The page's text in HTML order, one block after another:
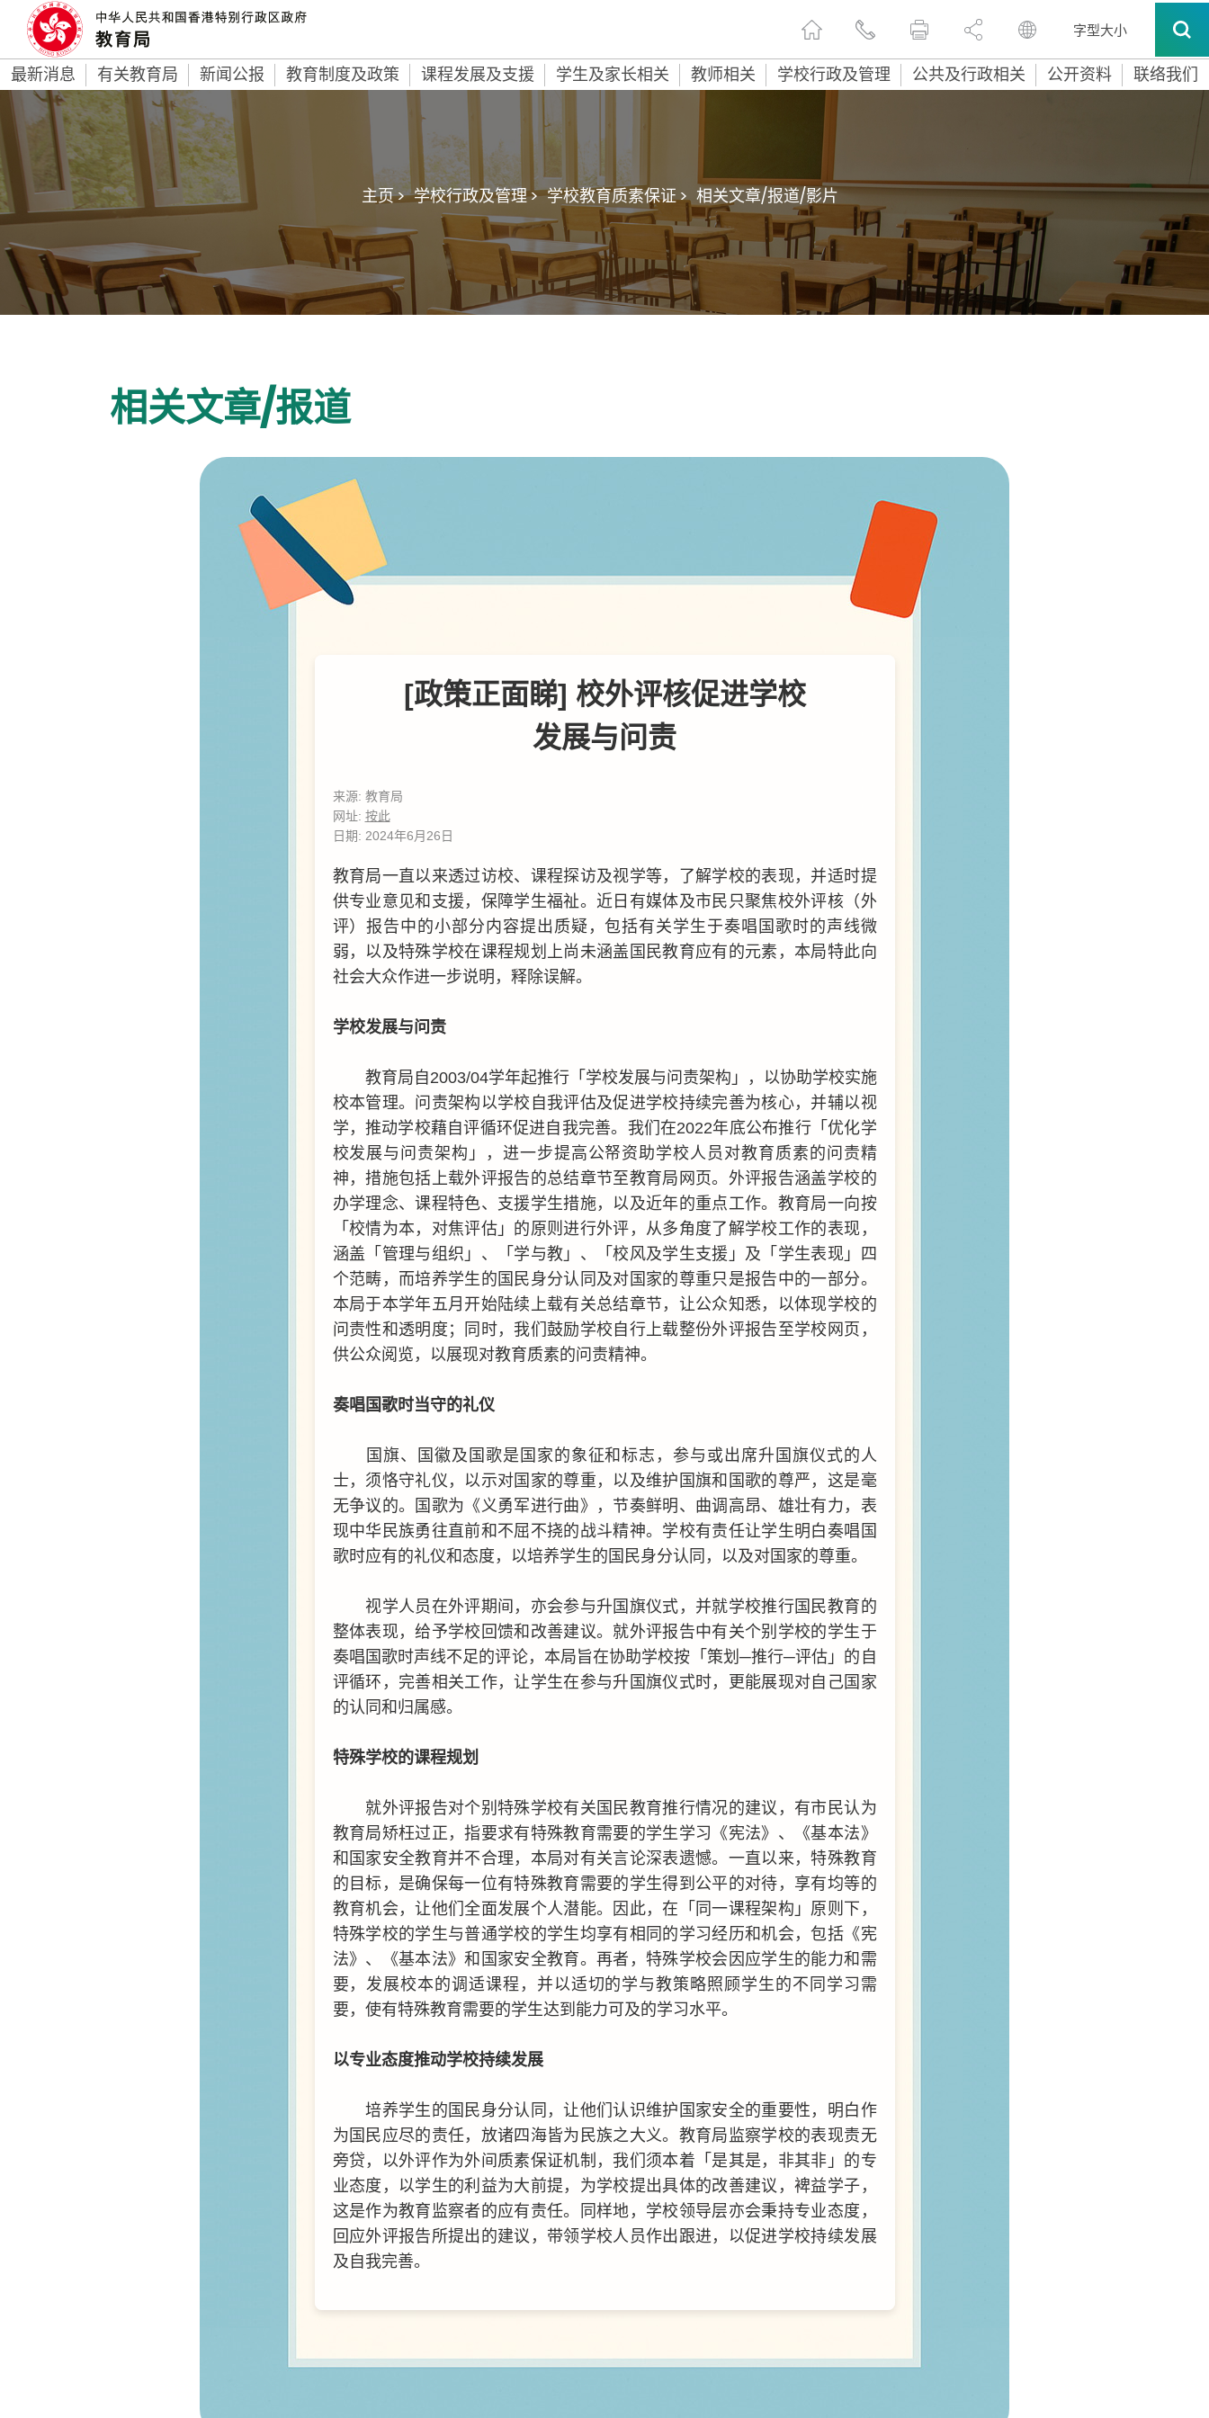
字型大小
最新消息 有关教育局 新闻公报 教育制度及政策 课程发展及支援 学生及家长相关 教师相关 学校行政及管理 公共及行政相关 公开资料 联络我们
主页 > 学校行政及管理 > 学校教育质素保证 > 相关文章/报道/影片
相关文章/报道
[政策正面睇] 校外评核促进学校
发展与问责
来源: 教育局
网址: 按此
日期: 2024年6月26日
教育局一直以来透过访校、课程探访及视学等，了解学校的表现，并适时提
供专业意见和支援，保障学生福祉。近日有媒体及市民只聚焦校外评核（外
评）报告中的小部分内容提出质疑，包括有关学生于奏唱国歌时的声线微
弱，以及特殊学校在课程规划上尚未涵盖国民教育应有的元素，本局特此向
社会大众作进一步说明，释除误解。
学校发展与问责
教育局自2003/04学年起推行「学校发展与问责架构」，以协助学校实施
校本管理。问责架构以学校自我评估及促进学校持续完善为核心，并辅以视
学，推动学校藉自评循环促进自我完善。我们在2022年底公布推行「优化学
校发展与问责架构」，进一步提高公帑资助学校人员对教育质素的问责精
神，措施包括上载外评报告的总结章节至教育局网页。外评报告涵盖学校的
办学理念、课程特色、支援学生措施，以及近年的重点工作。教育局一向按
「校情为本，对焦评估」的原则进行外评，从多角度了解学校工作的表现，
涵盖「管理与组织」、「学与教」、「校风及学生支援」及「学生表现」四
个范畴，而培养学生的国民身分认同及对国家的尊重只是报告中的一部分。
本局于本学年五月开始陆续上载有关总结章节，让公众知悉，以体现学校的
问责性和透明度；同时，我们鼓励学校自行上载整份外评报告至学校网页，
供公众阅览，以展现对教育质素的问责精神。
奏唱国歌时当守的礼仪
国旗、国徽及国歌是国家的象征和标志，参与或出席升国旗仪式的人
士，须恪守礼仪，以示对国家的尊重，以及维护国旗和国歌的尊严，这是毫
无争议的。国歌为《义勇军进行曲》，节奏鲜明、曲调高昂、雄壮有力，表
现中华民族勇往直前和不屈不挠的战斗精神。学校有责任让学生明白奏唱国
歌时应有的礼仪和态度，以培养学生的国民身分认同，以及对国家的尊重。
视学人员在外评期间，亦会参与升国旗仪式，并就学校推行国民教育的
整体表现，给予学校回馈和改善建议。就外评报告中有关个别学校的学生于
奏唱国歌时声线不足的评论，本局旨在协助学校按「策划─推行─评估」的自
评循环，完善相关工作，让学生在参与升国旗仪式时，更能展现对自己国家
的认同和归属感。
特殊学校的课程规划
就外评报告对个别特殊学校有关国民教育推行情况的建议，有市民认为
教育局矫枉过正，指要求有特殊教育需要的学生学习《宪法》、《基本法》
和国家安全教育并不合理，本局对有关言论深表遗憾。一直以来，特殊教育
的目标，是确保每一位有特殊教育需要的学生得到公平的对待，享有均等的
教育机会，让他们全面发展个人潜能。因此，在「同一课程架构」原则下，
特殊学校的学生与普通学校的学生均享有相同的学习经历和机会，包括《宪
法》、《基本法》和国家安全教育。再者，特殊学校会因应学生的能力和需
要，发展校本的调适课程，并以适切的学与教策略照顾学生的不同学习需
要，使有特殊教育需要的学生达到能力可及的学习水平。
以专业态度推动学校持续发展
培养学生的国民身分认同，让他们认识维护国家安全的重要性，明白作
为国民应尽的责任，放诸四海皆为民族之大义。教育局监察学校的表现责无
旁贷，以外评作为外间质素保证机制，我们须本着「是其是，非其非」的专
业态度，以学生的利益为大前提，为学校提出具体的改善建议，裨益学子，
这是作为教育监察者的应有责任。同样地，学校领导层亦会秉持专业态度，
回应外评报告所提出的建议，带领学校人员作出跟进，以促进学校持续发展
及自我完善。